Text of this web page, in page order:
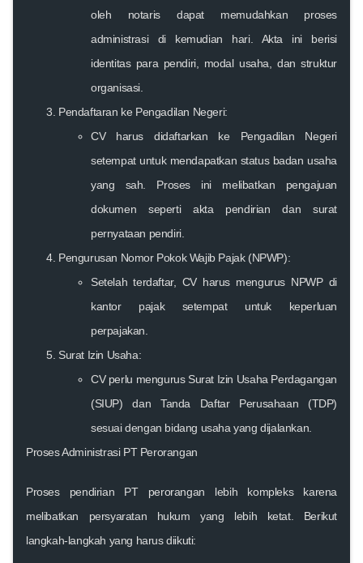
oleh notaris dapat memudahkan proses
administrasi di kemudian hari. Akta ini berisi
identitas para pendiri, modal usaha, dan struktur
organisasi.
Pendaftaran ke Pengadilan Negeri:
CV harus didaftarkan ke Pengadilan Negeri
setempat untuk mendapatkan status badan usaha
yang sah. Proses ini melibatkan pengajuan
dokumen seperti akta pendirian dan surat
pernyataan pendiri.
Pengurusan Nomor Pokok Wajib Pajak (NPWP):
Setelah terdaftar, CV harus mengurus NPWP di
kantor pajak setempat untuk keperluan
perpajakan.
Surat Izin Usaha:
CV perlu mengurus Surat Izin Usaha Perdagangan
(SIUP) dan Tanda Daftar Perusahaan (TDP)
sesuai dengan bidang usaha yang dijalankan.
Proses Administrasi PT Perorangan
Proses pendirian PT perorangan lebih kompleks karena
melibatkan persyaratan hukum yang lebih ketat. Berikut
langkah-langkah yang harus diikuti: